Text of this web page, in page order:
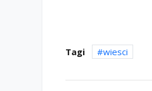
Tagi wiesci